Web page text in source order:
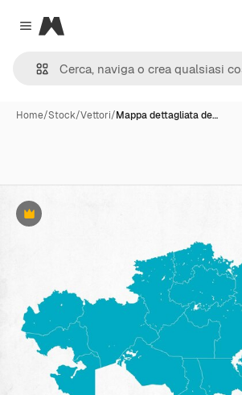
Close menu
Magnific
Home/Stock/Vettori/Mappa dettagliata de…
Premium